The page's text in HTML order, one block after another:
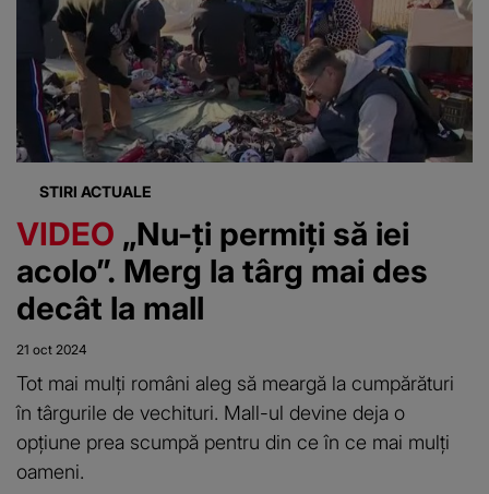
STIRI ACTUALE
VIDEO „Nu-ți permiți să iei
acolo”. Merg la târg mai des
decât la mall
21 oct 2024
Tot mai mulți români aleg să meargă la cumpărături
în târgurile de vechituri. Mall-ul devine deja o
opțiune prea scumpă pentru din ce în ce mai mulți
oameni.